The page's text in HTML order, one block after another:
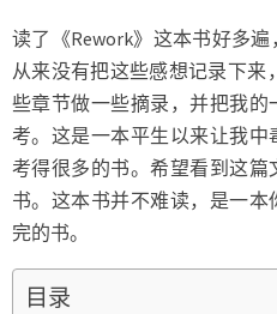
读了《Rework》这本书好多
从来没有把这些感想记录下来
些章节做一些摘录，并把我
考。这是一本平生以来让我
考得很多的书。希望看到这
书。这本书并不难读，是一
完的书。
目录